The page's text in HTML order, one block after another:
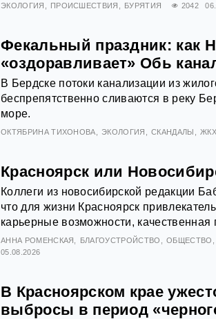
ЭКОЛОГИЯ ПРОИСШЕСТВИЯ БУРЯТИЯ 2042
Фекальный праздник: как
«оздоравливает» Обь
В Бердске потоки канализации из
беспрепятственно сливаются в реку
море.
ОКТЯБРИНА ТИХОНОВА ЭКОЛОГИЯ СКАНДАЛЫ ЖКХ
Красноярск или
Коллеги из новосибирской редакции
что для жизни Красноярск
карьерные возможности, качественная
АННА РОМЕНСКАЯ БЛАГОУСТРОЙСТВО ОБЩЕСТВО
05.08.2026
В Красноярском крае
выбросы в период